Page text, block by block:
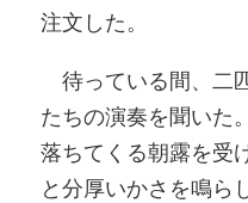
注文した。
待っている間、二
たちの演奏を聞いた
落ちてくる朝露を受
と分厚いかさを鳴ら